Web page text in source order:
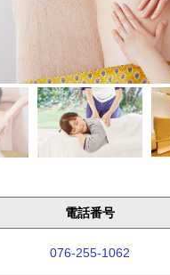
電話番号
076-255-1062